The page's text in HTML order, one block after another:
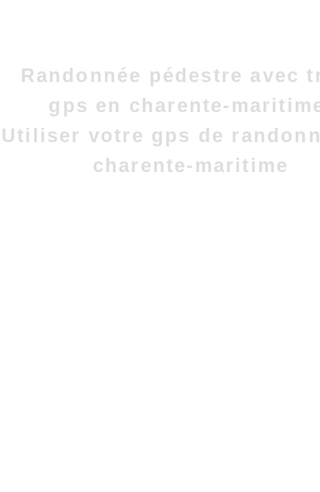
Randonnée pédestre avec
gps en charente-
Utiliser votre gps de
charente-maritime